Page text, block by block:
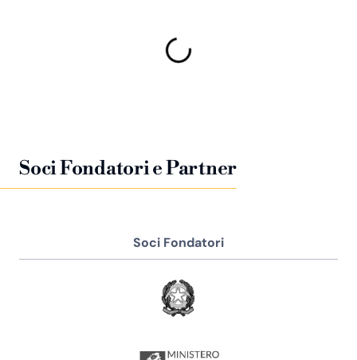
Soci Fondatori e Partner
Soci Fondatori